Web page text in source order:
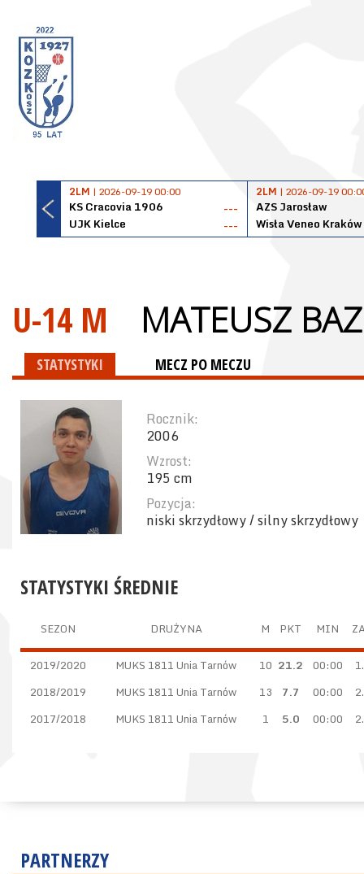
2LM | 2026-09-19 00:00
KS Cracovia 1906
---
UJK Kielce
---
2LM | 2026-09-19
AZS Jarosław
Wisła Veneo Kraków
U-14 M MATEUSZ
STATYSTYKI MECZ PO MECZU
Rocznik:
2006
Wzrost:
195 cm
Pozycja:
niski skrzydłowy / silny skrzydłowy
STATYSTYKI ŚREDNIE
SEZON DRUŻYNA M PKT MIN
2019/2020 MUKS 1811 Unia Tarnów 10 21.2 00:00
2018/2019
MUKS 1811 Unia Tarnów 13 7.7 00:00
2017/2018
MUKS 1811 Unia Tarnów 1 5.0 00:00
PARTNERZY